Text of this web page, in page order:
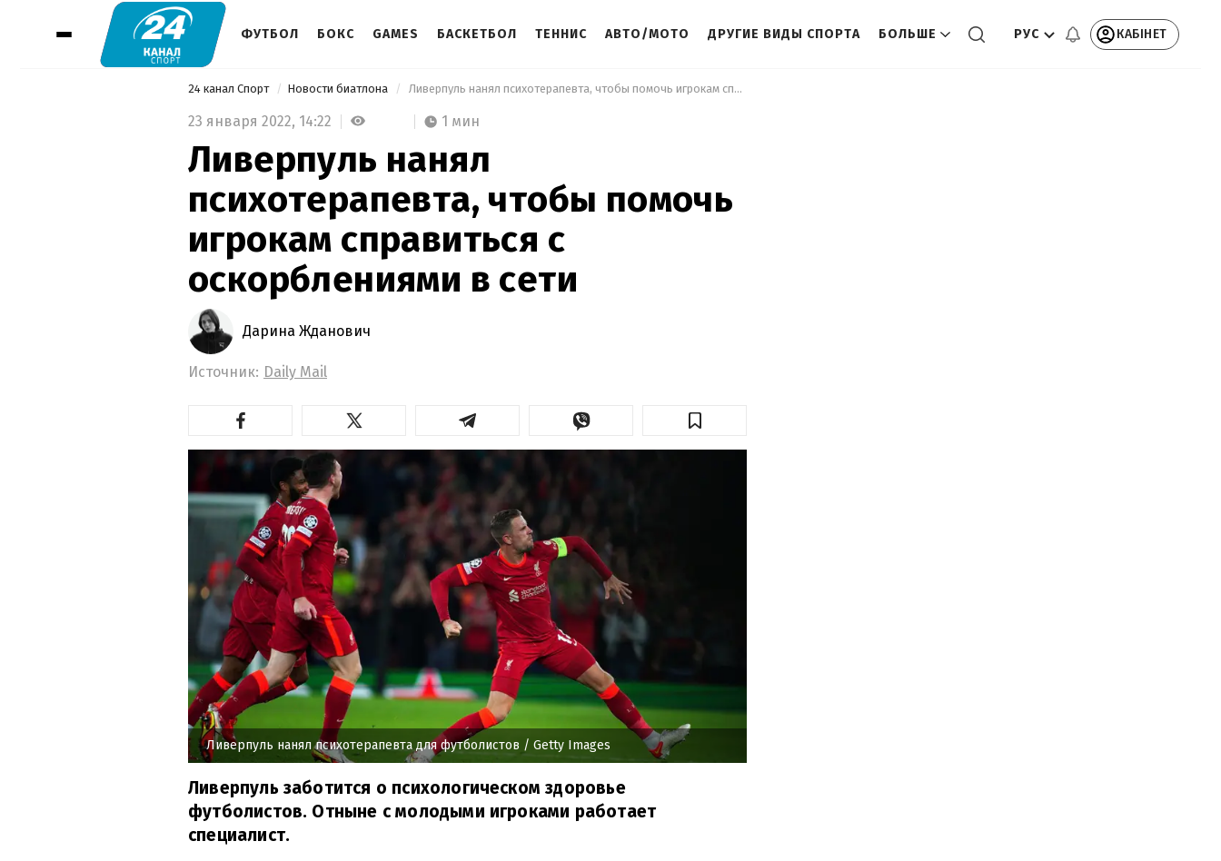
ФУТБОЛ БОКС GAMES БАСКЕТБОЛ ТЕННИС АВТО/МОТО ДРУГИЕ ВИДЫ СПОРТА БОЛЬШЕ РУС КАБІНЕТ
24 канал Спорт Новости биатлона Ливерпуль нанял психотерапевта, чтобы помочь игрокам справиться с оскорблениями в сети
23 января 2022, 14:22 1 мин
Ливерпуль нанял
психотерапевта, чтобы помочь
игрокам справиться с
оскорблениями в сети
Дарина Жданович
Источник: Daily Mail
Ливерпуль нанял психотерапевта для футболистов / Getty Images
Ливерпуль заботится о психологическом здоровье
футболистов. Отныне с молодыми игроками работает
специалист.